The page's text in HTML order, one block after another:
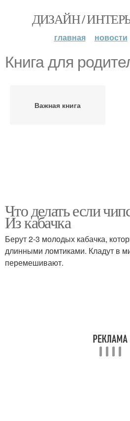
ДИЗАЙН /
главная новости
Книга для
Важная книга
Что делать если
Из кабачка
Берут 2-3 молодых кабачка,
длинными ломтиками. Кладут в
перемешивают.